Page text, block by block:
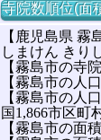
寺院数順位(面
【鹿児島県 霧
しまけん きり
【霧島市の寺
【霧島市の人
【霧島市の人
国1,866市区町
【霧島市の面